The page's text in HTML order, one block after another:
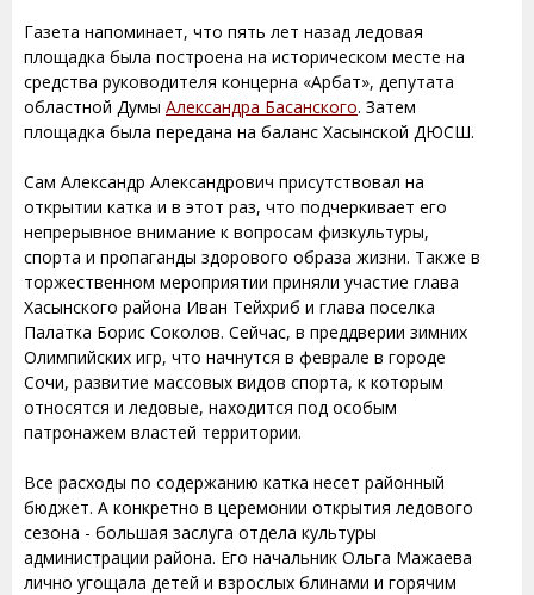
Газета напоминает, что пять лет назад ледовая
площадка была построена на историческом месте на
средства руководителя концерна «Арбат», депутата
областной Думы Александра Басанского. Затем
площадка была передана на баланс Хасынской ДЮСШ.
Сам Александр Александрович присутствовал на
открытии катка и в этот раз, что подчеркивает его
непрерывное внимание к вопросам физкультуры,
спорта и пропаганды здорового образа жизни. Также в
торжественном мероприятии приняли участие глава
Хасынского района Иван Тейхриб и глава поселка
Палатка Борис Соколов. Сейчас, в преддверии зимних
Олимпийских игр, что начнутся в феврале в городе
Сочи, развитие массовых видов спорта, к которым
относятся и ледовые, находится под особым
патронажем властей территории.
Все расходы по содержанию катка несет районный
бюджет. А конкретно в церемонии открытия ледового
сезона - большая заслуга отдела культуры
администрации района. Его начальник Ольга Мажаева
лично угощала детей и взрослых блинами и горячим